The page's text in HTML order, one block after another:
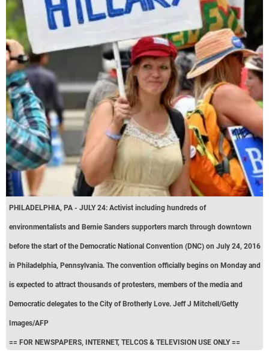
PHILADELPHIA, PA - JULY 24: Activist including hundreds of
environmentalists and Bernie Sanders supporters march through downtown
before the start of the Democratic National Convention (DNC) on July 24, 2016
in Philadelphia, Pennsylvania. The convention officially begins on Monday and
is expected to attract thousands of protesters, members of the media and
Democratic delegates to the City of Brotherly Love. Jeff J Mitchell/Getty
Images/AFP
== FOR NEWSPAPERS, INTERNET, TELCOS & TELEVISION USE ONLY ==